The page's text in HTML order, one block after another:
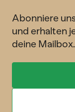
Abonniere
und erhalten
deine Mailbox.